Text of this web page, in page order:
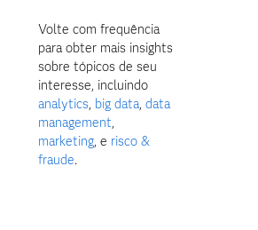
Volte com frequência
para obter mais insights
sobre tópicos de seu
interesse, incluindo
analytics, big data,data
management,
marketing, e risco &
fraude.